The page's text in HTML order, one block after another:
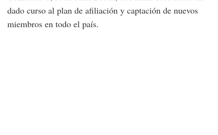
dado curso al plan de afiliación y captación de nuevos
miembros en todo el país.